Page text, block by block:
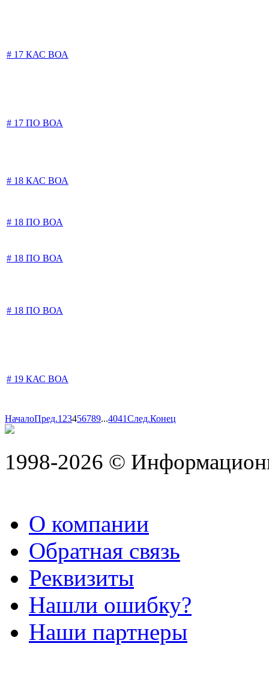
# 17 КАС ВОА
# 17 ПО ВОА
# 18 КАС ВОА
# 18 ПО ВОА
# 18 ПО ВОА
# 18 ПО ВОА
# 19 КАС ВОА
НачалоПред.1 23456789...4041След.Конец
1998-2026 ©
О компании
Обратная связь
Реквизиты
Нашли ошибку?
Наши партнеры